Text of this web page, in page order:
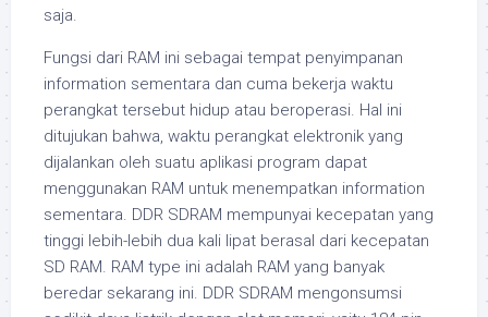
saja.
Fungsi dari RAM ini sebagai tempat penyimpanan
information sementara dan cuma bekerja waktu
perangkat tersebut hidup atau beroperasi. Hal ini
ditujukan bahwa, waktu perangkat elektronik yang
dijalankan oleh suatu aplikasi program dapat
menggunakan RAM untuk menempatkan information
sementara. DDR SDRAM mempunyai kecepatan yang
tinggi lebih-lebih dua kali lipat berasal dari kecepatan
SD RAM. RAM type ini adalah RAM yang banyak
beredar sekarang ini. DDR SDRAM mengonsumsi